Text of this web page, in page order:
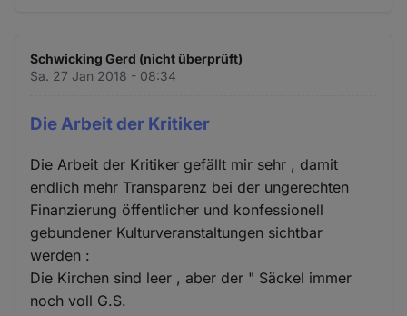
Schwicking Gerd (nicht überprüft)
Sa. 27 Jan 2018 - 08:34
Die Arbeit der Kritiker
Die Arbeit der Kritiker gefällt mir sehr , damit
endlich mehr Transparenz bei der ungerechten
Finanzierung öffentlicher und konfessionell
gebundener Kulturveranstaltungen sichtbar
werden :
Die Kirchen sind leer , aber der " Säckel immer
noch voll G.S.